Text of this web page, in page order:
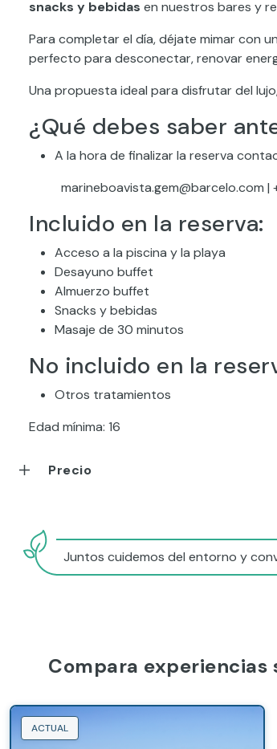
snacks y bebidas en nuestros bares y
Para completar el día, déjate mimar con un
perfecto para desconectar, renovar
Una propuesta ideal para disfrutar del
¿Qué debes saber
A la hora de finalizar la reserva
marineboavista.gem@barcelo.com |
Incluido en la reserva:
Acceso a la piscina y la playa
Desayuno buffet
Almuerzo buffet
Snacks y bebidas
Masaje de 30 minutos
No incluido en la
Otros tratamientos
Edad mínima: 16
Precio
Juntos cuidemos del entorno y
Compara experiencias
ACTUAL